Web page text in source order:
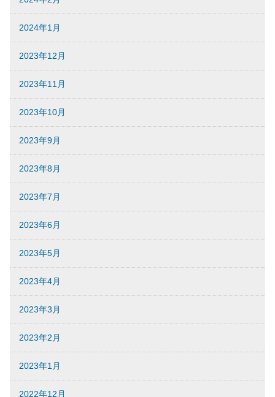
2024年1月
2023年12月
2023年11月
2023年10月
2023年9月
2023年8月
2023年7月
2023年6月
2023年5月
2023年4月
2023年3月
2023年2月
2023年1月
2022年12月